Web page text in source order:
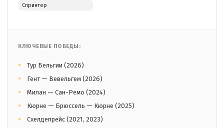
Спринтер
КЛЮЧЕВЫЕ ПОБЕДЫ:
Тур Бельгии (2026)
Гент — Вевельгем (2026)
Милан — Сан-Ремо (2024)
Кюрне — Брюссель — Кюрне (2025)
Схелдепрейс (2021, 2023)